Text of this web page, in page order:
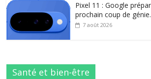
Pixel 11 : Google
prochain coup de
7 août 2026
Santé et bien-être